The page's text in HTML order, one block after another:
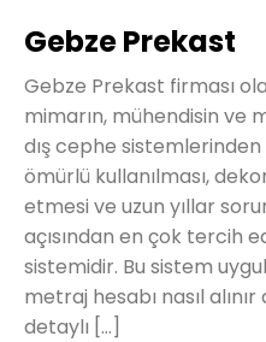
Gebze Prekast
Gebze Prekast firması
mimarın, mühendisin ve
dış cephe
ömürlü kullanılması,
etmesi ve uzun yıllar
açısından en çok tercih
sistemidir. Bu sistem
metraj hesabı nasıl alınır
detaylı […]